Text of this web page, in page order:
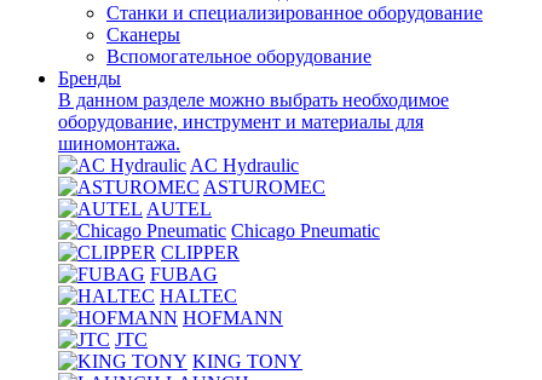
Станки и специализированное оборудование
Сканеры
Вспомогательное оборудование
Бренды
В данном разделе можно выбрать необходимое
оборудование, инструмент и материалы для
шиномонтажа.
AC Hydraulic
ASTUROMEC
AUTEL
Chicago Pneumatic
CLIPPER
FUBAG
HALTEC
HOFMANN
JTC
KING TONY